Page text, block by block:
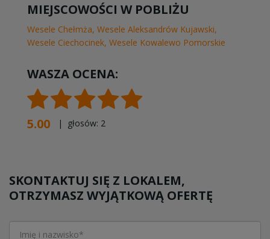
MIEJSCOWOŚCI W POBLIŻU
Wesele Chełmża, Wesele Aleksandrów Kujawski,
Wesele Ciechocinek, Wesele Kowalewo Pomorskie
WASZA OCENA:
5.00 | głosów: 2
SKONTAKTUJ SIĘ Z LOKALEM,
OTRZYMASZ WYJĄTKOWĄ OFERTĘ